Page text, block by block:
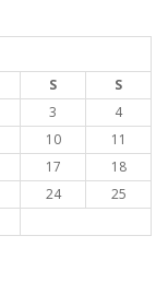
S
S
3
4
10
11
17
18
24
25